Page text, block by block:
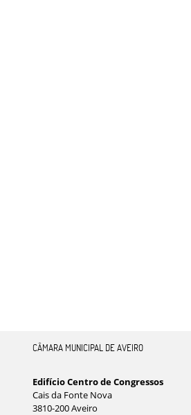
CÂMARA MUNICIPAL DE AVEIRO
Edifício Centro de Congressos
Cais da Fonte Nova
3810-200 Aveiro